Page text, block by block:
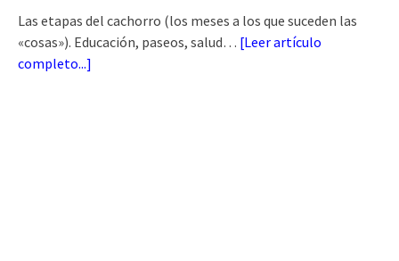
Las etapas del cachorro (los meses a los que suceden las
«cosas»). Educación, paseos, salud… [Leer artículo
completo...]